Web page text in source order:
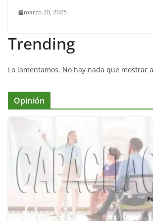
marzo 20, 2025
Trending
Lo lamentamos. No hay nada que mostrar
Opinión